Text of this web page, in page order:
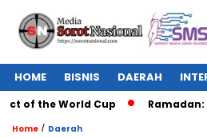
HOME BISNIS DAERAH
the World Cup Ramadan: A
Home / Daerah